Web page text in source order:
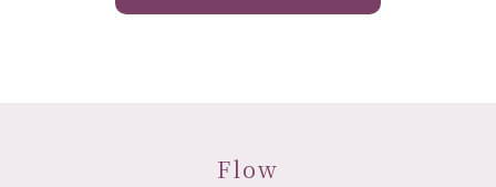
Flow